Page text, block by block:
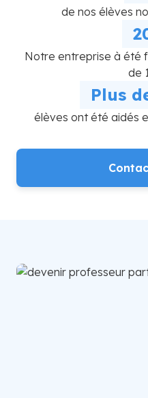
de nos élèves
Notre entreprise à été
de
Plus
élèves ont été aidés